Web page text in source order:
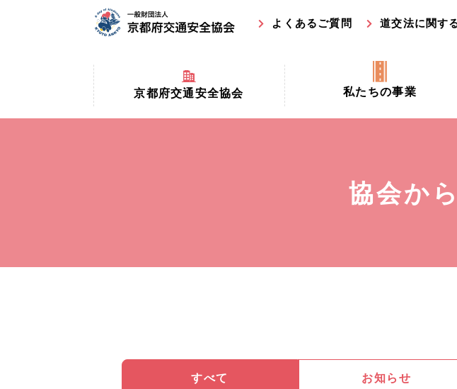
よくあるご質問 道交法に関す
京都府交通安全協会
京都府交通安全協会とは？
私たちの事業
京都府交通安全活動推進センター
交通安全協力金の活用事業
協会か
すべて お知らせ